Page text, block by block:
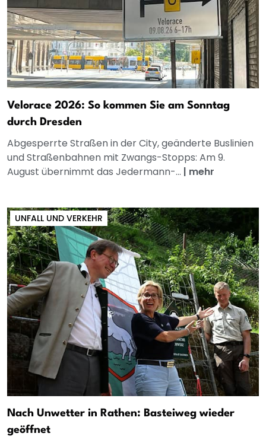
Velorace 2026: So kommen Sie am Sonntag
durch Dresden
Abgesperrte Straßen in der City, geänderte Buslinien
und Straßenbahnen mit Zwangs-Stopps: Am 9.
August übernimmt das Jedermann-... | mehr
UNFALL UND VERKEHR
Nach Unwetter in Rathen: Basteiweg wieder
geöffnet